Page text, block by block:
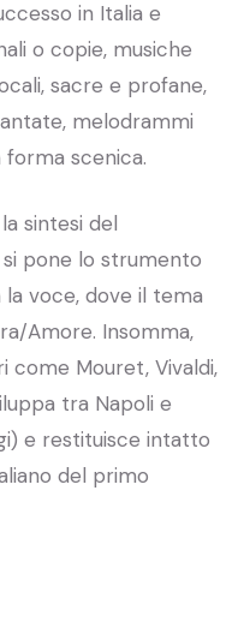
in Italia e
o copie, musiche
sacre e profane,
melodrammi
scenica.
sintesi del
pone lo strumento
voce, dove il tema
Amore. Insomma,
come Mouret, Vivaldi,
tra Napoli e
e restituisce intatto
del primo